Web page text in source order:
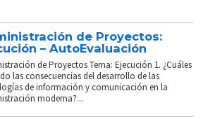
de Proyectos:
– AutoEvaluación
de Proyectos Tema: Ejecución 1. ¿Cuáles
las consecuencias del desarrollo de las
de información y comunicación en la
moderna?...